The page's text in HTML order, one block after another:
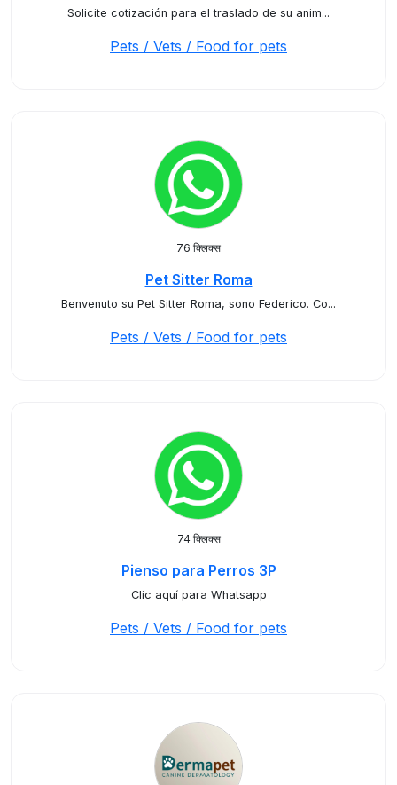
Solicite cotización para el traslado de su anim...
Pets / Vets / Food for pets
76 क्लिक्स
Pet Sitter Roma
Benvenuto su Pet Sitter Roma, sono Federico. Co...
Pets / Vets / Food for pets
74 क्लिक्स
Pienso para Perros 3P
Clic aquí para Whatsapp
Pets / Vets / Food for pets